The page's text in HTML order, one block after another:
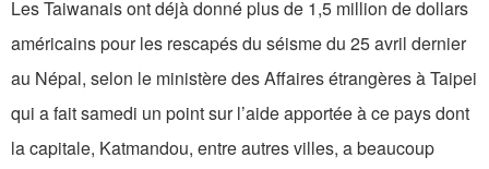
Les Taiwanais ont déjà donné plus de 1,5 million de dollars
américains pour les rescapés du séisme du 25 avril dernier
au Népal, selon le ministère des Affaires étrangères à Taipei
qui a fait samedi un point sur l’aide apportée à ce pays dont
la capitale, Katmandou, entre autres villes, a beaucoup